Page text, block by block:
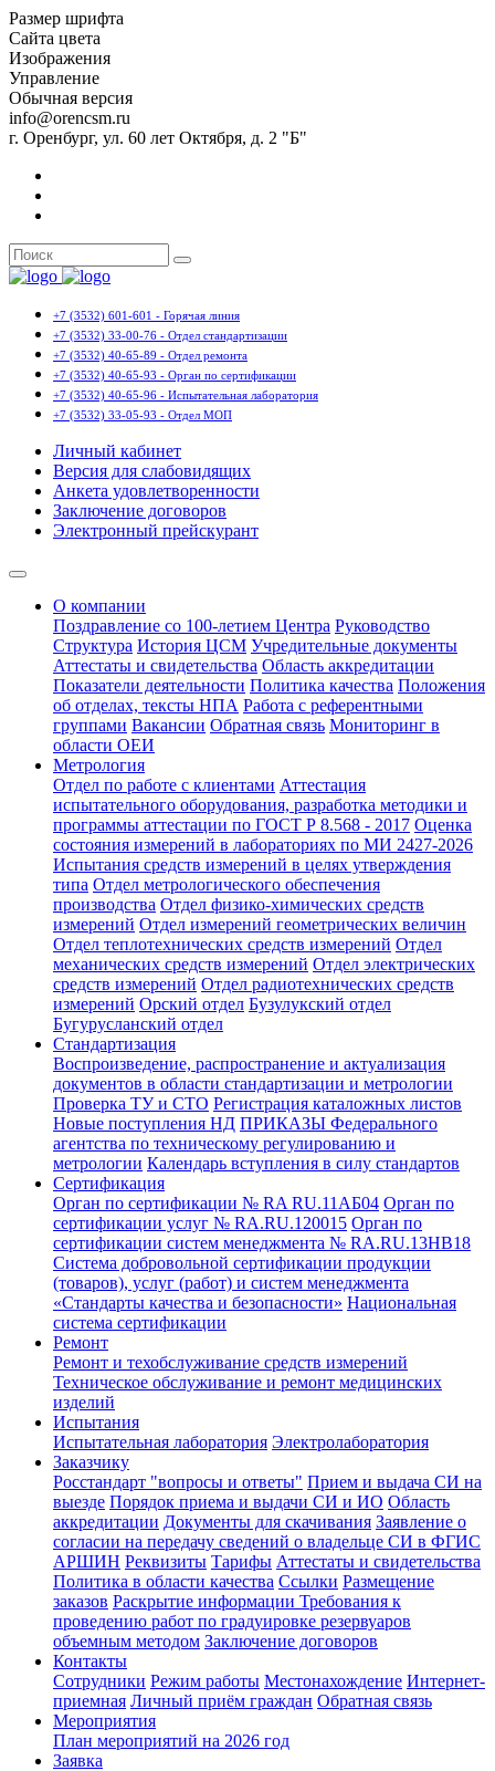
Размер шрифта
Сайта цвета
Изображения
Управление
Обычная версия
info@orencsm.ru
г. Оренбург, ул. 60 лет Октября, д. 2 "Б"
+7 (3532) 601-601 - Горячая линия
+7 (3532) 33-00-76 - Отдел стандартизации
+7 (3532) 40-65-89 - Отдел ремонта
+7 (3532) 40-65-93 - Орган по сертификации
+7 (3532) 40-65-96 - Испытательная лаборатория
+7 (3532) 33-05-93 - Отдел МОП
Личный кабинет
Версия для слабовидящих
Анкета удовлетворенности
Заключение договоров
Электронный прейскурант
О компании
Поздравление со 100-летием Центра Руководство
Структура История ЦСМ Учредительные документы
Аттестаты и свидетельства Область аккредитации
Показатели деятельности Политика качества Положения
об отделах, тексты НПА Работа с референтными
группами Вакансии Обратная связь Мониторинг в
области ОЕИ
Метрология
Отдел по работе с клиентами Аттестация
испытательного оборудования, разработка методики и
программы аттестации по ГОСТ Р 8.568 - 2017 Оценка
состояния измерений в лабораториях по МИ 2427-2026
Испытания средств измерений в целях утверждения
типа Отдел метрологического обеспечения
производства Отдел физико-химических средств
измерений Отдел измерений геометрических величин
Отдел теплотехнических средств измерений Отдел
механических средств измерений Отдел электрических
средств измерений Отдел радиотехнических средств
измерений Орский отдел Бузулукский отдел
Бугурусланский отдел
Стандартизация
Воспроизведение, распространение и актуализация
документов в области стандартизации и метрологии
Проверка ТУ и СТО Регистрация каталожных листов
Новые поступления НД ПРИКАЗЫ Федерального
агентства по техническому регулированию и
метрологии Календарь вступления в силу стандартов
Сертификация
Орган по сертификации № RA RU.11АБ04 Орган по
сертификации услуг № RA.RU.120015 Орган по
сертификации систем менеджмента № RA.RU.13HB18
Система добровольной сертификации продукции
(товаров), услуг (работ) и систем менеджмента
«Стандарты качества и безопасности» Национальная
система сертификации
Ремонт
Ремонт и техобслуживание средств измерений
Техническое обслуживание и ремонт медицинских
изделий
Испытания
Испытательная лаборатория Электролаборатория
Заказчику
Росстандарт "вопросы и ответы" Прием и выдача СИ на
выезде Порядок приема и выдачи СИ и ИО Область
аккредитации Документы для скачивания Заявление о
согласии на передачу сведений о владельце СИ в ФГИС
АРШИН Реквизиты Тарифы Аттестаты и свидетельства
Политика в области качества Ссылки Размещение
заказов Раскрытие информации Требования к
проведению работ по градуировке резервуаров
объемным методом Заключение договоров
Контакты
Сотрудники Режим работы Местонахождение Интернет-
приемная Личный приём граждан Обратная связь
Мероприятия
План мероприятий на 2026 год
Заявка